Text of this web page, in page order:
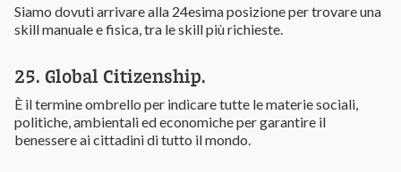
Siamo dovuti arrivare alla 24esima posizione per trovare una
skill manuale e fisica, tra le skill più richieste.
25. Global Citizenship.
È il termine ombrello per indicare tutte le materie sociali,
politiche, ambientali ed economiche per garantire il
benessere ai cittadini di tutto il mondo.